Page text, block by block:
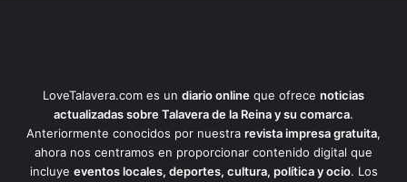
LoveTalavera.com es un diario online que ofrece noticias
actualizadas sobre Talavera de la Reina y su comarca.
Anteriormente conocidos por nuestra revista impresa gratuita,
ahora nos centramos en proporcionar contenido digital que
incluye eventos locales, deportes, cultura, política y ocio. Los